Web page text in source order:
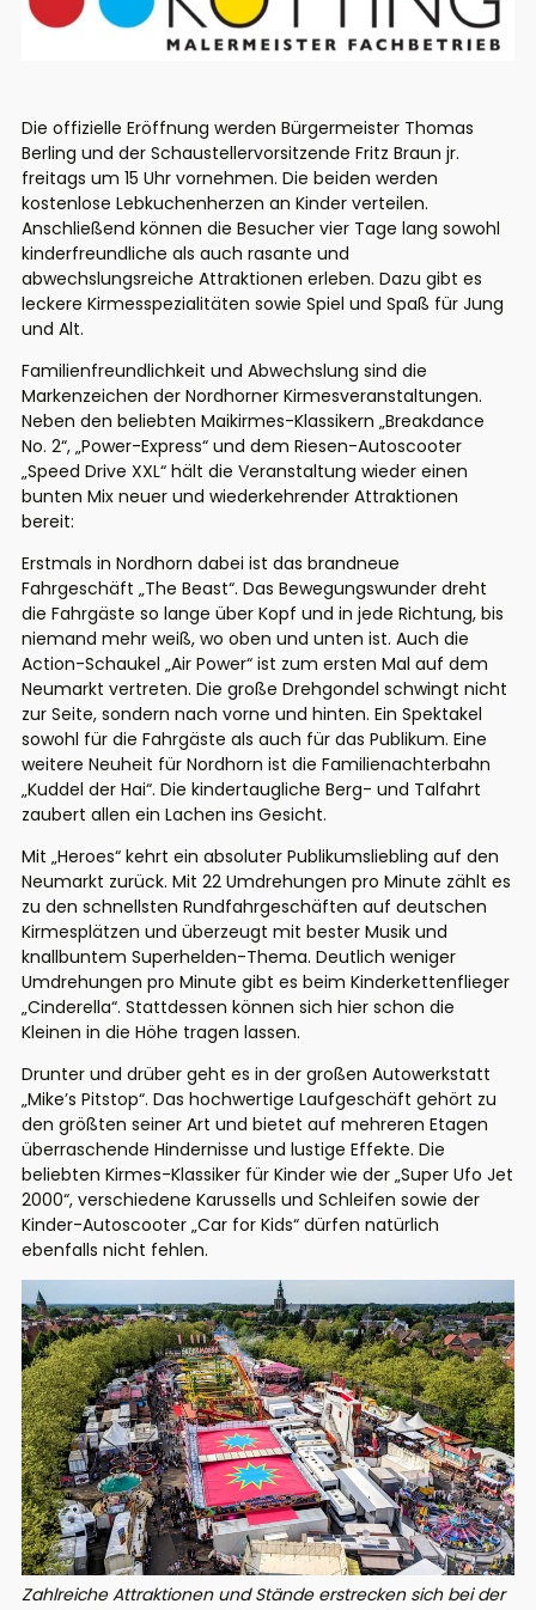
Die offizielle Eröffnung werden Bürgermeister Thomas
Berling und der Schaustellervorsitzende Fritz Braun jr.
freitags um 15 Uhr vornehmen. Die beiden werden
kostenlose Lebkuchenherzen an Kinder verteilen.
Anschließend können die Besucher vier Tage lang sowohl
kinderfreundliche als auch rasante und
abwechslungsreiche Attraktionen erleben. Dazu gibt es
leckere Kirmesspezialitäten sowie Spiel und Spaß für Jung
und Alt.
Familienfreundlichkeit und Abwechslung sind die
Markenzeichen der Nordhorner Kirmesveranstaltungen.
Neben den beliebten Maikirmes-Klassikern „Breakdance
No. 2“, „Power-Express“ und dem Riesen-Autoscooter
„Speed Drive XXL“ hält die Veranstaltung wieder einen
bunten Mix neuer und wiederkehrender Attraktionen
bereit:
Erstmals in Nordhorn dabei ist das brandneue
Fahrgeschäft „The Beast“. Das Bewegungswunder dreht
die Fahrgäste so lange über Kopf und in jede Richtung, bis
niemand mehr weiß, wo oben und unten ist. Auch die
Action-Schaukel „Air Power“ ist zum ersten Mal auf dem
Neumarkt vertreten. Die große Drehgondel schwingt nicht
zur Seite, sondern nach vorne und hinten. Ein Spektakel
sowohl für die Fahrgäste als auch für das Publikum. Eine
weitere Neuheit für Nordhorn ist die Familienachterbahn
„Kuddel der Hai“. Die kindertaugliche Berg- und Talfahrt
zaubert allen ein Lachen ins Gesicht.
Mit „Heroes“ kehrt ein absoluter Publikumsliebling auf den
Neumarkt zurück. Mit 22 Umdrehungen pro Minute zählt es
zu den schnellsten Rundfahrgeschäften auf deutschen
Kirmesplätzen und überzeugt mit bester Musik und
knallbuntem Superhelden-Thema. Deutlich weniger
Umdrehungen pro Minute gibt es beim Kinderkettenflieger
„Cinderella“. Stattdessen können sich hier schon die
Kleinen in die Höhe tragen lassen.
Drunter und drüber geht es in der großen Autowerkstatt
„Mike’s Pitstop“. Das hochwertige Laufgeschäft gehört zu
den größten seiner Art und bietet auf mehreren Etagen
überraschende Hindernisse und lustige Effekte. Die
beliebten Kirmes-Klassiker für Kinder wie der „Super Ufo Jet
2000“, verschiedene Karussells und Schleifen sowie der
Kinder-Autoscooter „Car for Kids“ dürfen natürlich
ebenfalls nicht fehlen.
Zahlreiche Attraktionen und Stände erstrecken sich bei der